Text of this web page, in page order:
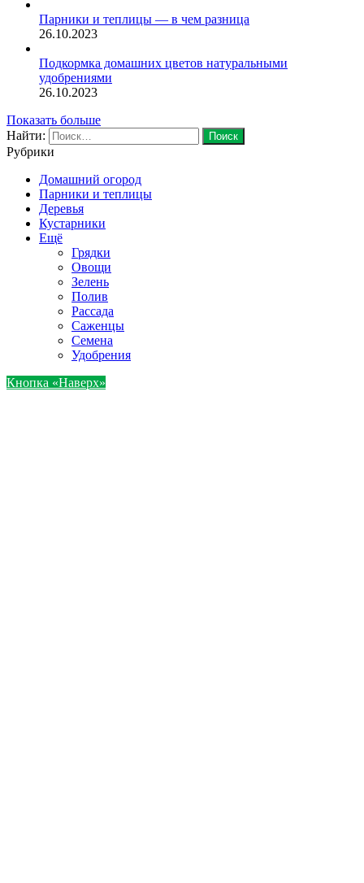
Парники и теплицы — в чем разница
26.10.2023
Подкормка домашних цветов натуральными
удобрениями
26.10.2023
Показать больше
Найти:
Рубрики
Домашний огород
Парники и теплицы
Деревья
Кустарники
Ещё
Грядки
Овощи
Зелень
Полив
Рассада
Саженцы
Семена
Удобрения
Кнопка «Наверх»